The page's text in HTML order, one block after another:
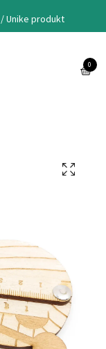
Unike produkt
0